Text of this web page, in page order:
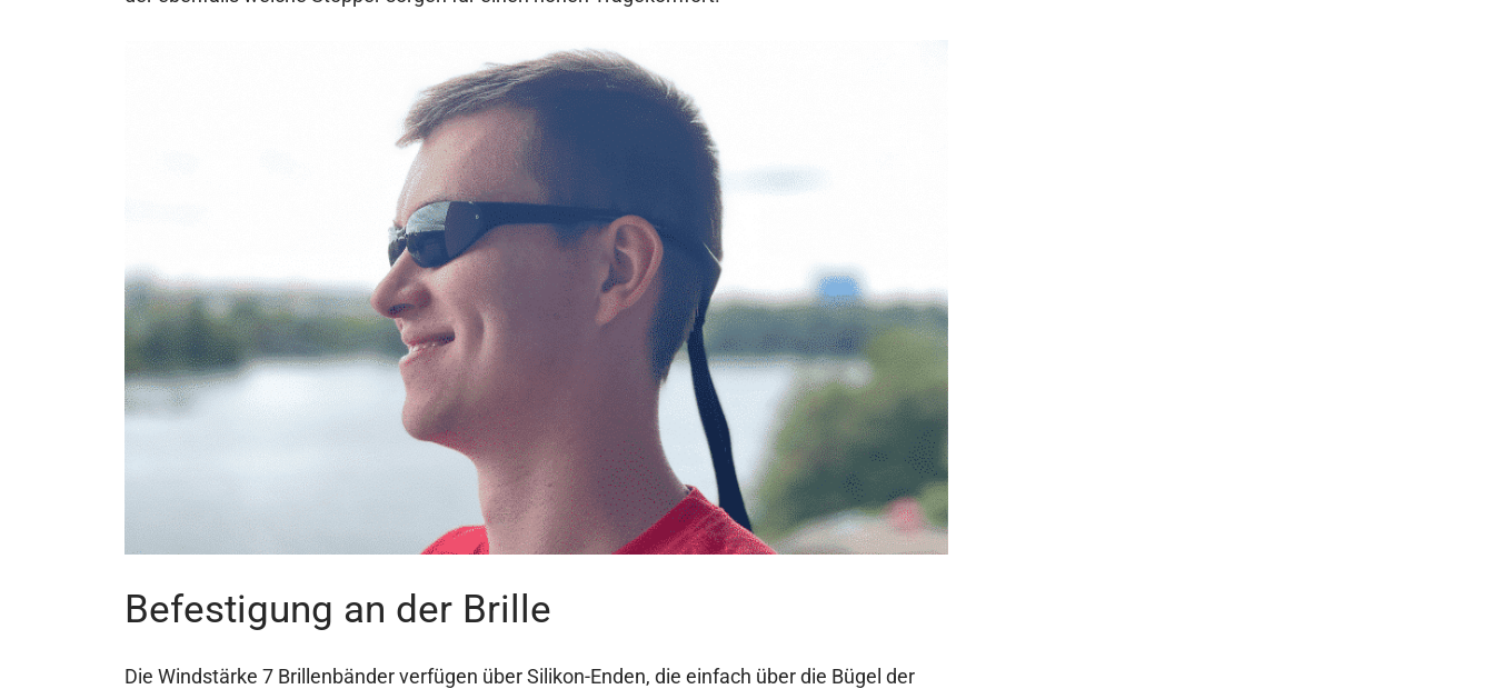
Befestigung an der Brille
Die Windstärke 7 Brillenbänder verfügen über Silikon-Enden, die einfach über die Bügel der